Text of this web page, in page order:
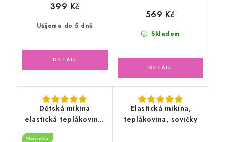
Ušijeme do 5 dnů
399 Kč
Skladem
569 Kč
Dětská mikina
elastická teplákovina,
Novinka
Elastická mikina,
teplákovina, sovičky